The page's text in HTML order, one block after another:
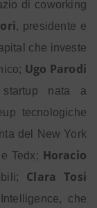
di coworking
, presidente e
che investe
Ugo Parodi
nata a
tecnologiche
del New York
Tedx; Horacio
Clara Tosi
che